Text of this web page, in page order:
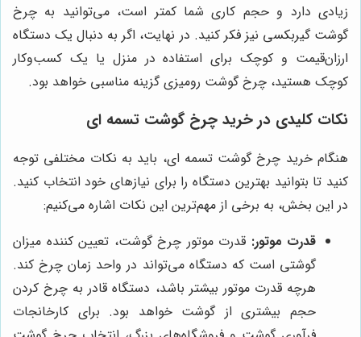
زیادی دارد و حجم کاری شما کمتر است، می‌توانید به چرخ
گوشت گیربکسی نیز فکر کنید. در نهایت، اگر به دنبال یک دستگاه
ارزان‌قیمت و کوچک برای استفاده در منزل یا یک کسب‌وکار
کوچک هستید، چرخ گوشت رومیزی گزینه مناسبی خواهد بود.
نکات کلیدی در خرید چرخ گوشت تسمه ای
هنگام خرید چرخ گوشت تسمه ای، باید به نکات مختلفی توجه
کنید تا بتوانید بهترین دستگاه را برای نیازهای خود انتخاب کنید.
در این بخش، به برخی از مهم‌ترین این نکات اشاره می‌کنیم:
قدرت موتور: قدرت موتور چرخ گوشت، تعیین کننده میزان
گوشتی است که دستگاه می‌تواند در واحد زمان چرخ کند.
هرچه قدرت موتور بیشتر باشد، دستگاه قادر به چرخ کردن
حجم بیشتری از گوشت خواهد بود. برای کارخانجات